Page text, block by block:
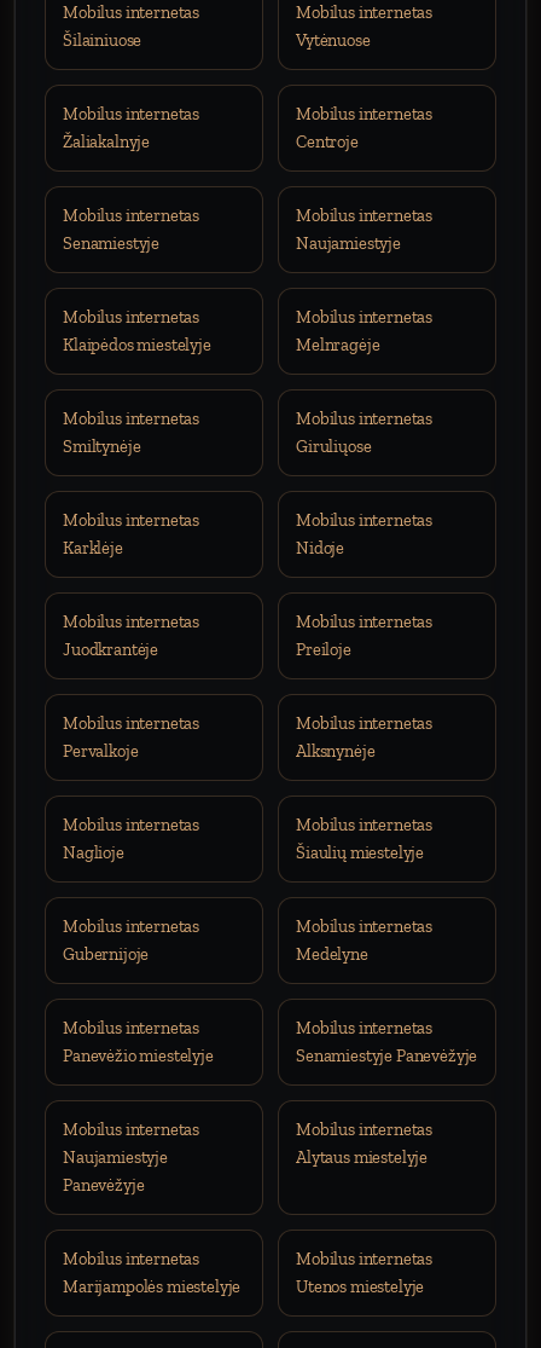
Mobilus internetas
Šilainiuose
Mobilus internetas
Vytėnuose
Mobilus internetas
Žaliakalnyje
Mobilus internetas
Centroje
Mobilus internetas
Senamiestyje
Mobilus internetas
Naujamiestyje
Mobilus internetas
Klaipėdos miestelyje
Mobilus internetas
Melnragėje
Mobilus internetas
Smiltynėje
Mobilus internetas
Giruliųose
Mobilus internetas
Karklėje
Mobilus internetas
Nidoje
Mobilus internetas
Juodkrantėje
Mobilus internetas
Preiloje
Mobilus internetas
Pervalkoje
Mobilus internetas
Alksnynėje
Mobilus internetas
Naglioje
Mobilus internetas
Šiaulių miestelyje
Mobilus internetas
Gubernijoje
Mobilus internetas
Medelyne
Mobilus internetas
Panevėžio miestelyje
Mobilus internetas
Senamiestyje Panevėžyje
Mobilus internetas
Naujamiestyje
Panevėžyje
Mobilus internetas
Alytaus miestelyje
Mobilus internetas
Marijampolės miestelyje
Mobilus internetas
Utenos miestelyje